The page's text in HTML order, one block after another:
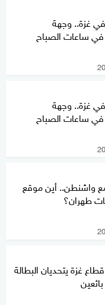
غزة.. وجهة
في ساعات الصباح
غزة.. وجهة
في ساعات الصباح
واشنطن.. أين موقع
طهران؟
غزة يتحديان البطالة